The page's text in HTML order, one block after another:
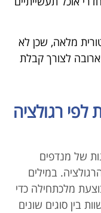
מלאה, שכן לא
לצורך קבלת
רגולציה
של מנדפים
במילים
מלכתחילה כדי
בין סוגים שונים